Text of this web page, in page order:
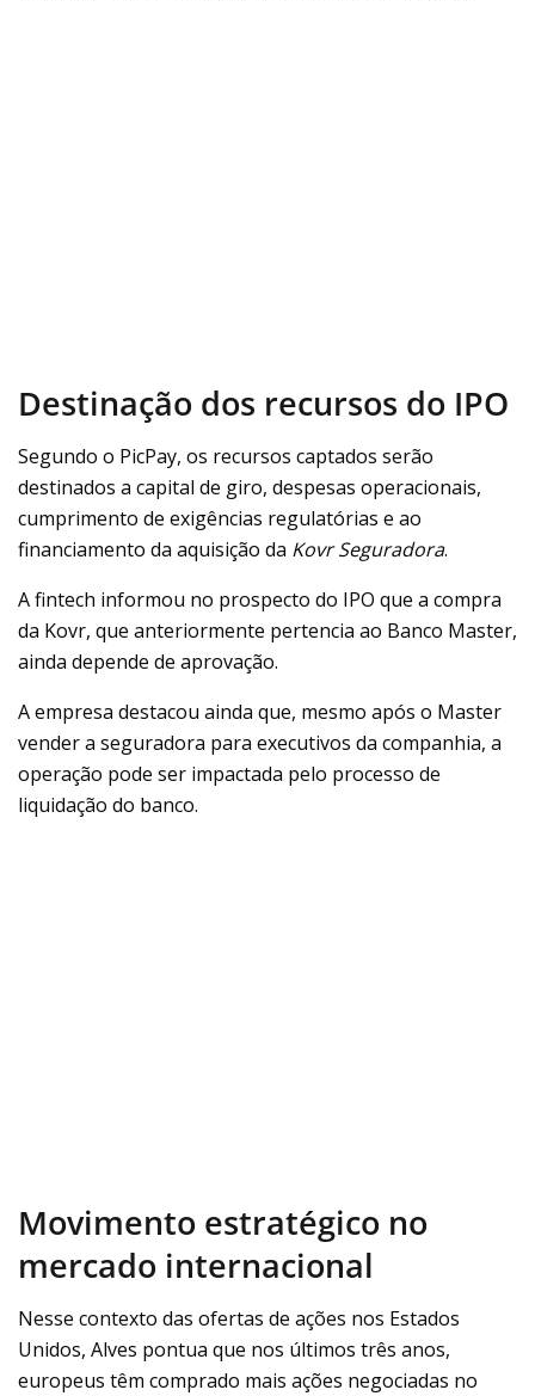
Destinação dos recursos do IPO
Segundo o PicPay, os recursos captados serão
destinados a capital de giro, despesas operacionais,
cumprimento de exigências regulatórias e ao
financiamento da aquisição da Kovr Seguradora.
A fintech informou no prospecto do IPO que a compra
da Kovr, que anteriormente pertencia ao Banco Master,
ainda depende de aprovação.
A empresa destacou ainda que, mesmo após o Master
vender a seguradora para executivos da companhia, a
operação pode ser impactada pelo processo de
liquidação do banco.
Movimento estratégico no
mercado internacional
Nesse contexto das ofertas de ações nos Estados
Unidos, Alves pontua que nos últimos três anos,
europeus têm comprado mais ações negociadas no